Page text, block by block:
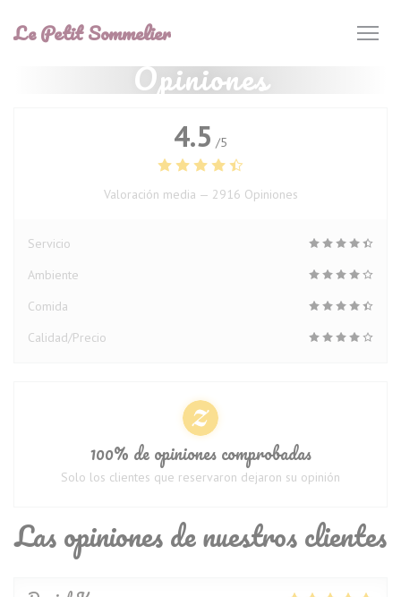
Le Petit Sommelier
Opiniones
Las opiniones de nuestros clientes
4.5 /5
Valoración media — 2916 Opiniones
Servicio
Ambiente
Comida
Calidad/Precio
100% de opiniones comprobadas
Solo los clientes que reservaron dejaron su opinión